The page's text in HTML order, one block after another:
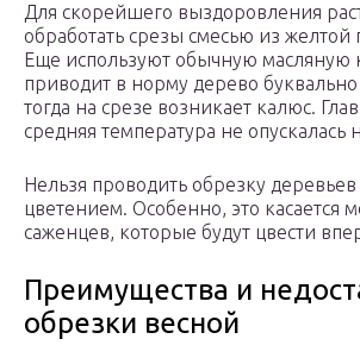
Для скорейшего выздоровления
обработать срезы смесью из желтой
Еще используют обычную масляную
приводит в норму дерево
тогда на срезе возникает калюс.
средняя температура не опускалась
Нельзя проводить обрезку
цветением. Особенно, это касается
саженцев, которые будут цвести
Преимущества и
обрезки весной